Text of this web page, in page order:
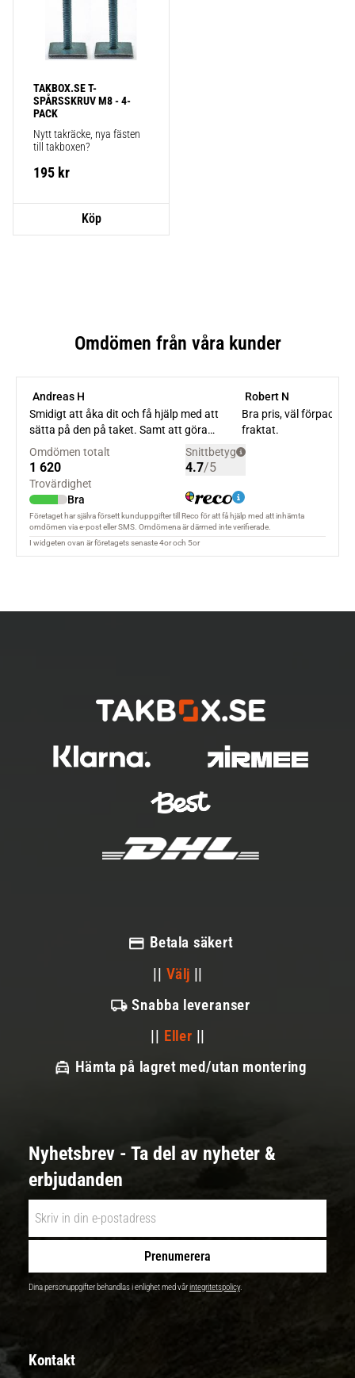
TAKBOX.SE T-
SPÅRSSKRUV M8 - 4-
PACK
Nytt takräcke, nya fästen
till takboxen?
195 kr
Betala säkert
|| Välj ||
Snabba leveranser
|| Eller ||
Hämta på lagret med/utan montering
Nyhetsbrev - Ta del av nyheter &
erbjudanden
Prenumerera
Dina personuppgifter behandlas i enlighet med vårintegritetspolicy.
Kontakt